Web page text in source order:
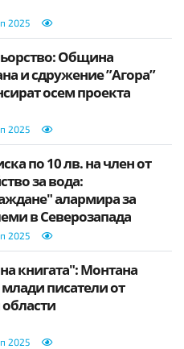
2025
Община
и сдружение ”Агора”
осем проекта
2025
по 10 лв. на член от
за вода:
алармира за
в Северозапада
2025
книгата": Монтана
писатели от
2025